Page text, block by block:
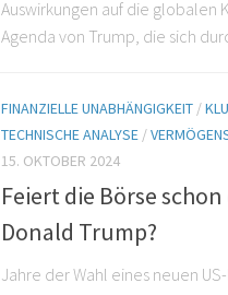
Auswirkungen auf die globalen
Agenda von Trump, die sich
FINANZIELLE UNABHÄNGIGKEIT /
TECHNISCHE ANALYSE /
15. OKTOBER 2024
Feiert die Börse
Donald Trump?
Jahre der Wahl eines neuen